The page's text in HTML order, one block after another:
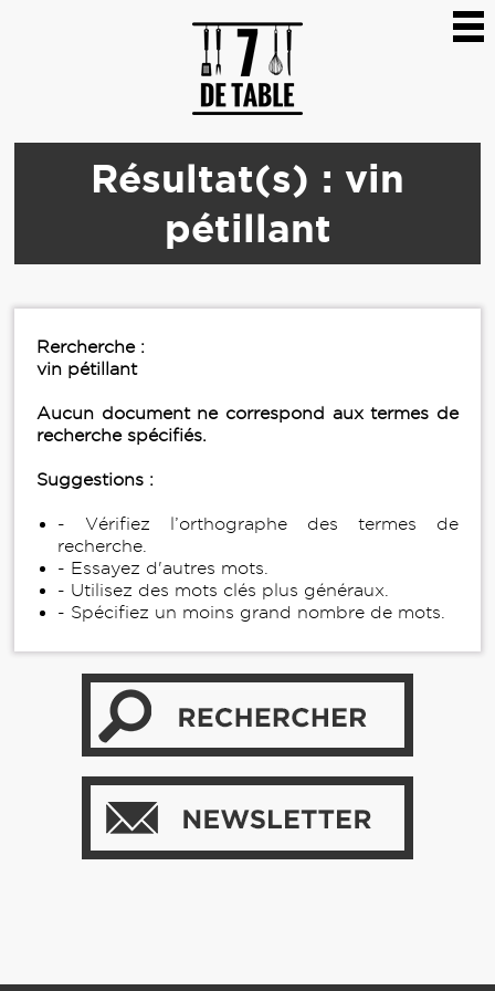
Résultat(s) : vin
pétillant
Rercherche :
vin pétillant
Aucun document ne correspond aux termes de
recherche spécifiés.
Suggestions :
- Vérifiez l’orthographe des termes de
recherche.
- Essayez d'autres mots.
- Utilisez des mots clés plus généraux.
- Spécifiez un moins grand nombre de mots.